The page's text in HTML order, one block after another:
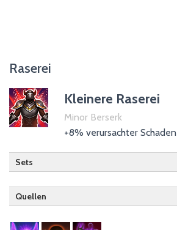
Raserei
Kleinere Raserei
Minor Berserk
+8% verursachter Schaden
Sets
Quellen
Hüter